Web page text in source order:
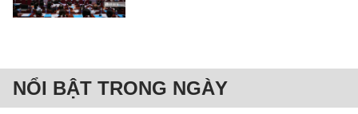
NỔI BẬT TRONG NGÀY